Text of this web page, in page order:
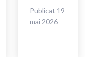
CI
Publicat 19
mai 2026